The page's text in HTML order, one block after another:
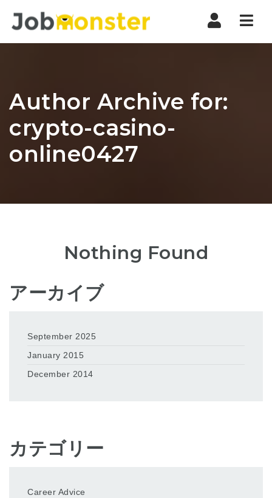
Author Archive for:
crypto-casino-
online0427
Nothing Found
アーカイブ
September 2025
January 2015
December 2014
カテゴリー
Career Advice